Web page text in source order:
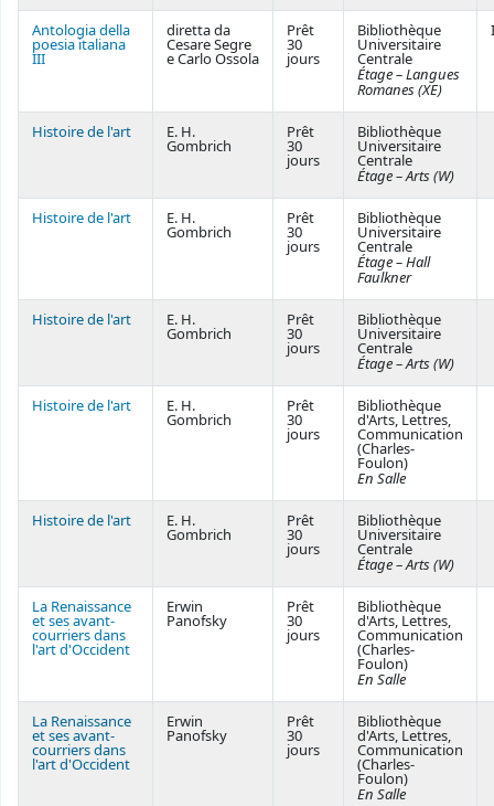
Antologia della
poesia italiana
III
diretta da
Cesare Segre
e Carlo Ossola
Prêt
30
jours
Bibliothèque
Universitaire
Centrale
Étage – Langues
Romanes (XE)
Histoire de l'art E. H.
Gombrich
Prêt
30
jours
Bibliothèque
Universitaire
Centrale
Étage – Arts (W)
Histoire de l'art E. H.
Gombrich
Prêt
30
jours
Bibliothèque
Universitaire
Centrale
Étage – Hall
Faulkner
Histoire de l'art E. H.
Gombrich
Prêt
30
jours
Bibliothèque
Universitaire
Centrale
Étage – Arts (W)
Histoire de l'art E. H.
Gombrich
Prêt
30
jours
Bibliothèque
d'Arts, Lettres,
Communication
(Charles-
Foulon)
En Salle
Histoire de l'art E. H.
Gombrich
Prêt
30
jours
Bibliothèque
Universitaire
Centrale
Étage – Arts (W)
La Renaissance
et ses avant-
courriers dans
l'art d'Occident
Erwin
Panofsky
Prêt
30
jours
Bibliothèque
d'Arts, Lettres,
Communication
(Charles-
Foulon)
En Salle
La Renaissance
et ses avant-
courriers dans
l'art d'Occident
Erwin
Panofsky
Prêt
30
jours
Bibliothèque
d'Arts, Lettres,
Communication
(Charles-
Foulon)
En Salle